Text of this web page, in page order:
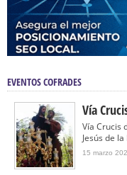
EVENTOS COFRADES
Vía
Vía Crucis
Jesús de
15 marzo